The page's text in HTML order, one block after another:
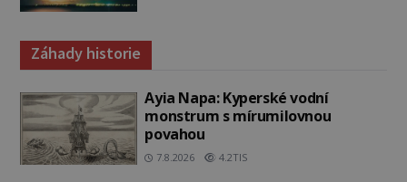
Záhady historie
Ayia Napa: Kyperské vodní
monstrum s mírumilovnou
povahou
7.8.2026 4.2TIS